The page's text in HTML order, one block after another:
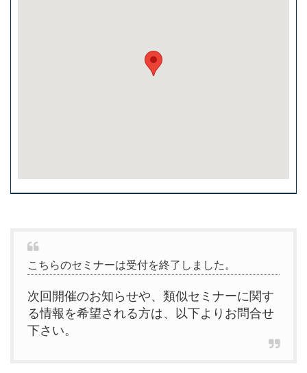
こちらのセミナーは受付を終了しました。
次回開催のお知らせや、類似セミナーに関す
る情報を希望される方は、以下よりお問合せ
下さい。